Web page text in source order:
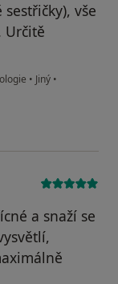
vše
Určitě
• Jiný •
a snaží se